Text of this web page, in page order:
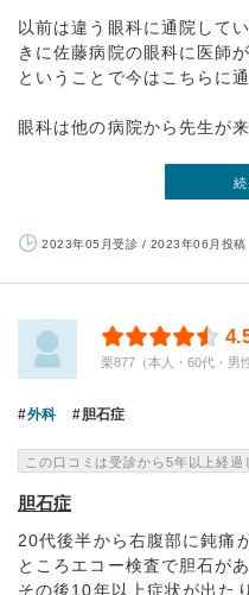
以前は違う眼科に通院して
きに佐藤病院の眼科に医師
ということで今はこちらに
眼科は他の病院から先生が
続
2023年05月受診 / 2023年06月投稿
栗877（本人・60代・男
外科 胆石症
この口コミは受診から5年以上経過
胆石症
20代後半から右腹部に鈍痛
ところエコー検査で胆石が
その後10年以上症状が出た